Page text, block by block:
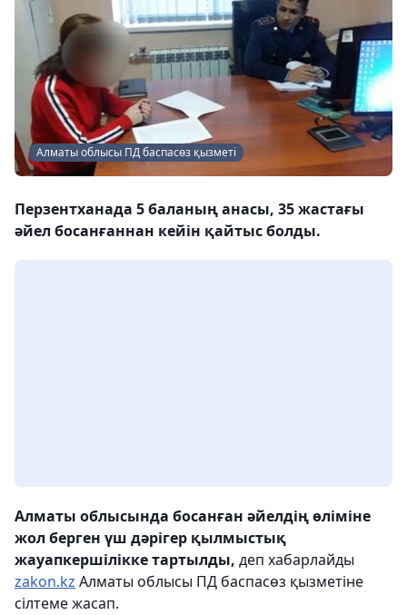
Алматы облысы ПД баспасөз қызметі
Перзентханада 5 баланың анасы, 35 жастағы
әйел босанғаннан кейін қайтыс болды.
Алматы облысында босанған әйелдің өліміне
жол берген үш дәрігер қылмыстық
жауапкершілікке тартылды, деп хабарлайды
zakon.kz Алматы облысы ПД баспасөз қызметіне
сілтеме жасап.